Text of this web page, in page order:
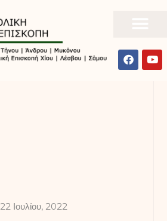
22 Ιουλίου, 2022